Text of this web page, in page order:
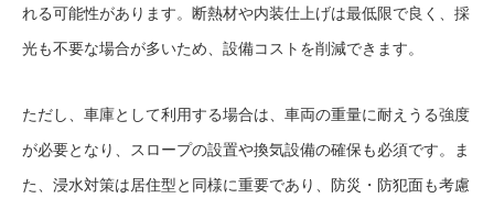
れる可能性があります。断熱材や内装仕上げは最低限で良く、採
光も不要な場合が多いため、設備コストを削減できます。
ただし、車庫として利用する場合は、車両の重量に耐えうる強度
が必要となり、スロープの設置や換気設備の確保も必須です。ま
た、浸水対策は居住型と同様に重要であり、防災・防犯面も考慮